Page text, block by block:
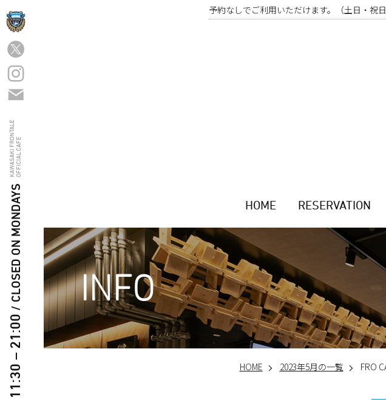
予約なしでご利用いただけます。（土日・祝
11:30 – 21:00
/ CLOSED ON MONDAYS
KAWASAKI FRONTALEOFFICIAL CAFE
HOME RESERVATION
INFO
HOME 2023年5月の一覧 FRO